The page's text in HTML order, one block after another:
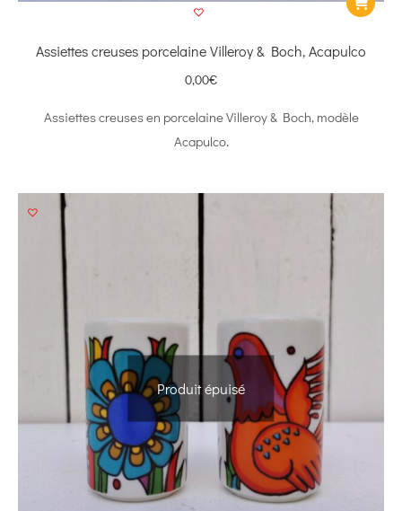
Assiettes creuses porcelaine Villeroy & Boch, Acapulco
0,00€
Assiettes creuses en porcelaine Villeroy & Boch, modèle
Acapulco.
Produit épuisé